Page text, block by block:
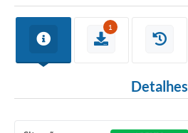
1
Detalhes